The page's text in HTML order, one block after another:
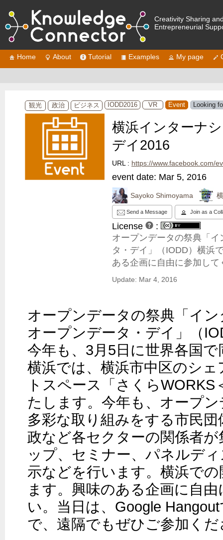
Creativity Sharing
Entrepreneurial
Home About Tutorial Examples My page
観光 政治 ビジネス IODD2016 VR Event Looking
横浜インターナ
デイ2016
URL : https://www.facebook.com/
event date: Mar 5, 2016
Sayoko Shimoyama
Send a Message Join as a
License
:
オープンデータの祭典「
タ・デイ」（IODD）横浜
ある企画に自由に参加して
Update: Mar 4, 2016
オープンデータの祭典「イ
オープンデータ・デイ」（
今年も、3月5日に世界各国
横浜では、横浜市中区のシ
トスペース「さくらWORKS
たします。今年も、オープ
多彩な取り組みをする市民
政など各セクターの関係者
ップ、セミナー、パネルデ
示などを行います。横浜で
ます。興味のある企画に自
い。当日は、Google
で、遠隔でもぜひご参加くだ